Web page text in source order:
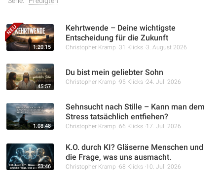
1:20:15
Kehrtwende – Deine wichtigste
Entscheidung für die Zukunft
Christopher Kramp 31 Klicks 3. August 2026
45:57
Du bist mein geliebter Sohn
Christopher Kramp 95 Klicks 24. Juli 2026
1:08:48
Sehnsucht nach Stille – Kann man dem
Stress tatsächlich entfiehen?
Christopher Kramp 66 Klicks 17. Juli 2026
53:46
K.O. durch KI? Gläserne Menschen und
die Frage, was uns ausmacht.
Christopher Kramp 68 Klicks 10. Juli 2026